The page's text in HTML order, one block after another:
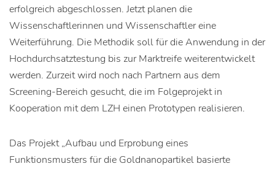
erfolgreich abgeschlossen. Jetzt planen die
Wissenschaftlerinnen und Wissenschaftler eine
Weiterführung. Die Methodik soll für die Anwendung in der
Hochdurchsatztestung bis zur Marktreife weiterentwickelt
werden. Zurzeit wird noch nach Partnern aus dem
Screening-Bereich gesucht, die im Folgeprojekt in
Kooperation mit dem LZH einen Prototypen realisieren.
Das Projekt „Aufbau und Erprobung eines
Funktionsmusters für die Goldnanopartikel basierte